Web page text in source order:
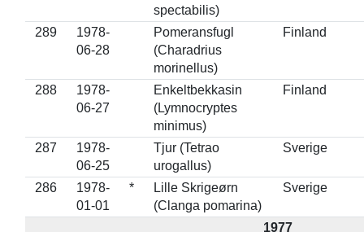
spectabilis)
289
1978-
06-28
Pomeransfugl
(Charadrius
morinellus)
Finland
288
1978-
06-27
Enkeltbekkasin
(Lymnocryptes
minimus)
Finland
287
1978-
06-25
Tjur (Tetrao
urogallus)
Sverige
286
1978-
01-01
*
Lille Skrigeørn
(Clanga pomarina)
Sverige
1977